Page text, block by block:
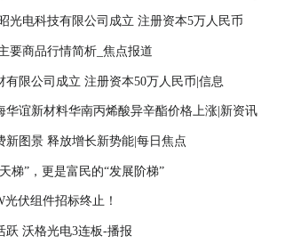
光电科技有限公司成立 注册资本5万人民币
要商品行情简析_焦点报道
有限公司成立 注册资本50万人民币|信息
华谊新材料华南丙烯酸异辛酯价格上涨|新资讯
新图景 释放增长新势能|每日焦点
梯”，更是富民的“发展阶梯”
伏组件招标终止！
跃 沃格光电3连板-播报